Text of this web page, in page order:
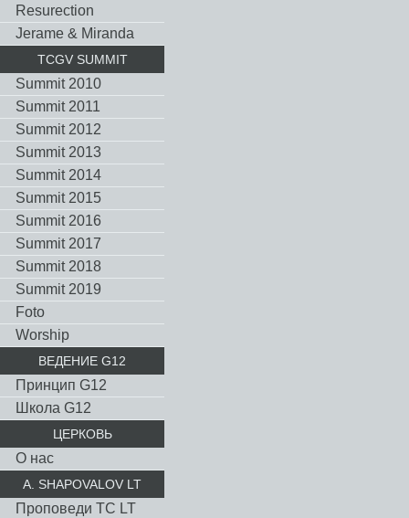
Resurection
Jerame & Miranda
TCGV SUMMIT
Summit 2010
Summit 2011
Summit 2012
Summit 2013
Summit 2014
Summit 2015
Summit 2016
Summit 2017
Summit 2018
Summit 2019
Foto
Worship
ВЕДЕНИЕ G12
Принцип G12
Школа G12
ЦЕРКОВЬ
О нас
A. SHAPOVALOV LT
Проповеди TC LT